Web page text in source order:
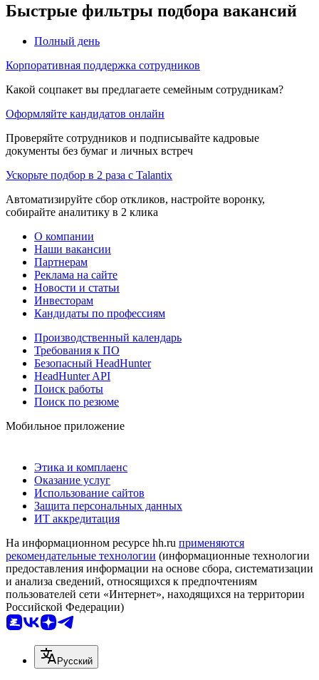
Быстрые фильтры подбора вакансий
Полный день
Корпоративная поддержка сотрудников
Какой соцпакет вы предлагаете семейным сотрудникам?
Оформляйте кандидатов онлайн
Проверяйте сотрудников и подписывайте кадровые
документы без бумаг и личных встреч
Ускорьте подбор в 2 раза с Talantix
Автоматизируйте сбор откликов, настройте воронку,
собирайте аналитику в 2 клика
О компании
Наши вакансии
Партнерам
Реклама на сайте
Новости и статьи
Инвесторам
Кандидаты по профессиям
Производственный календарь
Требования к ПО
Безопасный HeadHunter
HeadHunter API
Поиск работы
Поиск по резюме
Мобильное приложение
Этика и комплаенс
Оказание услуг
Использование сайтов
Защита персональных данных
ИТ аккредитация
На информационном ресурсе hh.ru применяются
рекомендательные технологии (информационные технологии
предоставления информации на основе сбора, систематизации
и анализа сведений, относящихся к предпочтениям
пользователей сети «Интернет», находящихся на территории
Российской Федерации)
Русский